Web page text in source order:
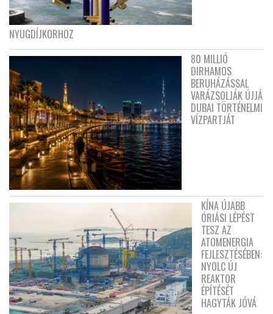
NYUGDÍJKORHOZ
80 MILLIÓ
DIRHAMOS
BERUHÁZÁSSAL
VARÁZSOLJÁK ÚJJÁ
DUBAI TÖRTÉNELMI
VÍZPARTJÁT
KÍNA ÚJABB
ÓRIÁSI LÉPÉST
TESZ AZ
ATOMENERGIA
FEJLESZTÉSÉBEN:
NYOLC ÚJ
REAKTOR
ÉPÍTÉSÉT
HAGYTÁK JÓVÁ